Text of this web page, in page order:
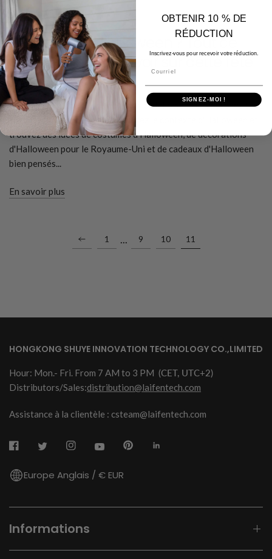
14 OCTOBRE 2024
Quand a lieu Halloween ? Tout ce
que vous devez savoir sur cette fête
effrayante
Découvrez la date de célébration d'Halloween et apprenez tout
sur cette fête effrayante. Explorez le contexte d'Halloween et
trouvez des idées de costumes d'Halloween, de décorations
d'Halloween pour le Royaume-Uni et de cadeaux d'Halloween
bien pensés...
En savoir plus
1 ... 9 10 11
HONGKONG SHUYE INNOVATION TECHNOLOGY CO.,LIMITED
Hour: Mon.- Fri. From 7 AM to 3 PM (CET, UTC+2)
Distributors/Sales:distribution@laifentech.com
Assistance à la clientèle : csteam@laifentech.com
Europe Anglais / € EUR
Informations
OBTENIR 10 % DE
RÉDUCTION
Inscrivez-vous pour recevoir votre réduction.
SIGNEZ-MOI !